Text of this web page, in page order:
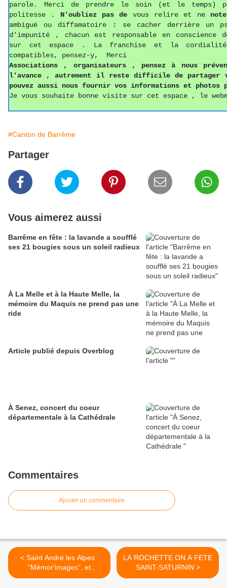
parole. Merci de prendre le soin (et le temps)
politesse
. N'oubliez pas de vous relire et ne
ambiguë ou diffamatoire
:
se cacher derrière un
d’impunité , chacun est responsable en
sur cet espace . La franchise et la
compatibles, pensez-y, Merci
Associations , organisateurs , pensez à nous
l'avance , autrement il reste difficile de
pouvez aussi nous fournir vos informations et photos
Je vous souhaite bonne visite sur cet espace , le
#Canton de Barrême
Partager
Vous aimerez aussi
Barrême en fête : la lavande a soufflé
ses 21 bougies sous un soleil radieux
À La Melle et à la Haute Melle, la
mémoire du Maquis ne prend pas une
ride
Article publié depuis Overblog
À Senez, concert du coeur
départementale à la Cathédrale
Commentaires
Ajouter un commentaire
< Saint André les Alpes :
"Mémor'images", et
mémoire des sons
LA ROCHETTE ON A FETE
SAINT-SATURNIN >